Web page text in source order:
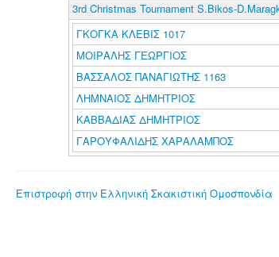
3rd Christmas Tournament S.Bikos-
ΓΚΟΓΚΑ ΚΛΕΒΙΣ 1017
ΜΟΙΡΑΛΗΣ ΓΕΩΡΓΙΟΣ
ΒΑΣΣΑΛΟΣ ΠΑΝΑΓΙΩΤΗΣ 1163
ΛΗΜΝΑΙΟΣ ΔΗΜΗΤΡΙΟΣ
ΚΑΒΒΑΔΙΑΣ ΔΗΜΗΤΡΙΟΣ
ΓΑΡΟΥΦΑΛΙΔΗΣ ΧΑΡΑΛΑΜΠΟΣ
Επιστροφή στην Ελληνική Σκακιστική Ομοσπονδία